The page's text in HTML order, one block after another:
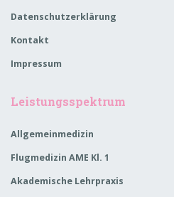
Datenschutzerklärung
Kontakt
Impressum
Leistungsspektrum
Allgemeinmedizin
Flugmedizin AME Kl. 1
Akademische Lehrpraxis